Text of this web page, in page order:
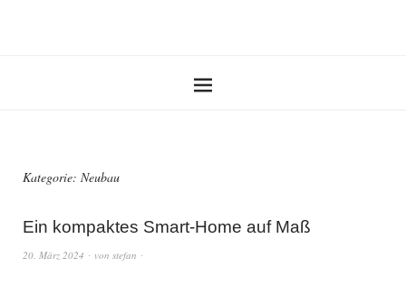
Kategorie: Neubau
Ein kompaktes Smart-Home auf Maß
20. März 2024 von stefan